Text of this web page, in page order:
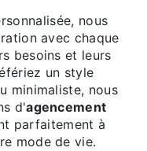
nous
avec chaque
besoins et leurs
un style
minimaliste, nous
d'agencement
parfaitement à
mode de vie.